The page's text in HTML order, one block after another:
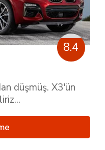
8.4
düşmüş. X3'ün